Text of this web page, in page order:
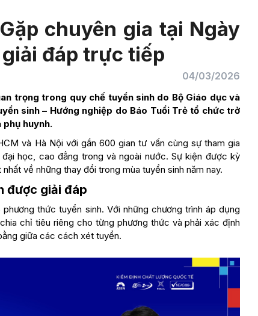
chuyên gia tại Ngày
đáp trực tiếp
04/03/2026
trọng trong quy chế tuyển sinh do Bộ Giáo dục và
sinh – Hướng nghiệp do Báo Tuổi Trẻ tổ chức trở
huynh.
và Hà Nội với gần 600 gian tư vấn cùng sự tham gia
học, cao đẳng trong và ngoài nước. Sự kiện được kỳ
về những thay đổi trong mùa tuyển sinh năm nay.
được giải đáp
thức tuyển sinh. Với những chương trình áp dụng
chỉ tiêu riêng cho từng phương thức và phải xác định
giữa các cách xét tuyển.